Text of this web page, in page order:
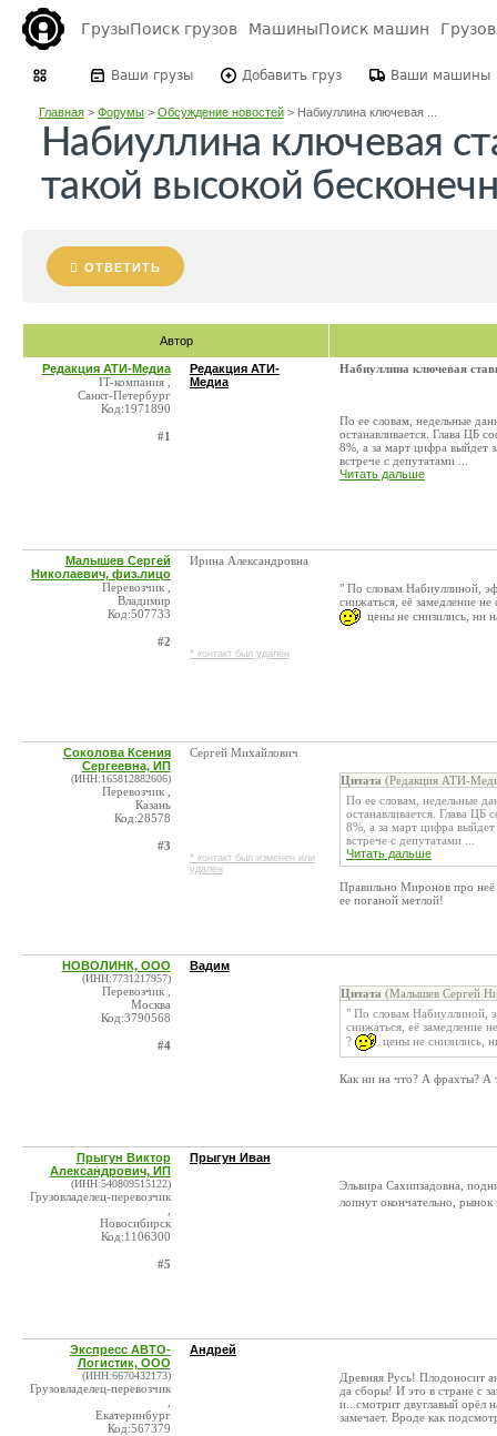
ГрузыПоиск грузов МашиныПоиск машин
Ваши грузы Добавить груз Ваши машины
Главная> Форумы> Обсуждение новостей> Набиуллина ключевая ...
Набиуллина ключевая
такой высокой
ОТВЕТИТЬ
Автор
Редакция АТИ-Медиа
IT-компания ,
Санкт-Петербург
Код:1971890
#1
Редакция АТИ-
Медиа
Набиуллина ключевая
По ее словам, недельные
останавливается. Глава ЦБ
8%, а за март цифра выйдет
встрече с депутатами ...
Читать дальше
Малышев Сергей
Николаевич, физ.лицо
Перевозчик ,
Владимир
Код:507733
#2
Ирина Александровна
* контакт был удален
" По словам Набиуллиной,
снижаться, её замедление
цены не снизились, ни
Соколова Ксения
Сергеевна, ИП
(ИНН:165812882606)
Перевозчик ,
Казань
Код:28578
#3
Сергей Михайлович
* контакт был изменен или
удален
Цитата (Редакция АТИ-
По ее словам, недельные
останавливается. Глава
8%, а за март цифра
встрече с депутатами ...
Читать дальше
Правильно Миронов про неё
ее поганой метлой!
НОВОЛИНК, ООО
(ИНН:7731217957)
Перевозчик ,
Москва
Код:3790568
#4
Вадим
Цитата (Малышев Сергей
" По словам Набиуллиной,
снижаться, её замедление
?
цены не снизились,
Как ни на что? А фрахты? А
Прыгун Виктор
Александрович, ИП
(ИНН:540809515122)
Грузовладелец-перевозчик
Новосибирск
Код:1106300
#5
Прыгун Иван
Эльвира Сахипзадовна,
лопнут окончательно,
Экспресс АВТО-
Логистик, ООО
(ИНН:6670432173)
Грузовладелец-перевозчик
Екатеринбург
Код:567379
Андрей
Древняя Русь! Плодоносит
да сборы! И это в стране с
и...смотрит двуглавый орёл
замечает. Вроде как